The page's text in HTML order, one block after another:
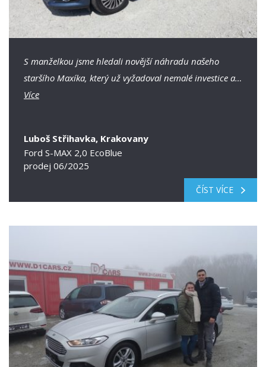
S manželkou jsme hledali novější náhradu našeho
staršího Maxíka, který už vyžadoval nemalé investice a…
Více
Luboš Střihavka, Krakovany
Ford S-MAX 2,0 EcoBlue
prodej 06/2025
ČÍST VÍCE